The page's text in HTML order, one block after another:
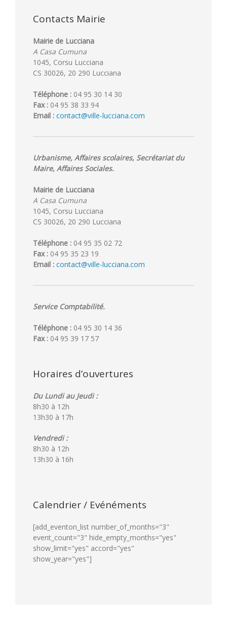
Contacts Mairie
Mairie de Lucciana
A Casa Cumuna
1045, Corsu Lucciana
CS 30026, 20 290 Lucciana
Téléphone : 04 95 30 14 30
Fax : 04 95 38 33 94
Email : contact@ville-lucciana.com
Urbanisme, Affaires scolaires, Secrétariat du
Maire, Affaires Sociales.
Mairie de Lucciana
A Casa Cumuna
1045, Corsu Lucciana
CS 30026, 20 290 Lucciana
Téléphone : 04 95 35 02 72
Fax : 04 95 35 23 19
Email : contact@ville-lucciana.com
Service Comptabilité.
Téléphone : 04 95 30 14 36
Fax : 04 95 39 17 57
Horaires d’ouvertures
Du Lundi au Jeudi :
8h30 à 12h
13h30 à 17h
Vendredi :
8h30 à 12h
13h30 à 16h
Calendrier / Evénéments
[add_eventon_list number_of_months="3"
event_count="3" hide_empty_months="yes"
show_limit="yes" accord="yes"
show_year="yes"]